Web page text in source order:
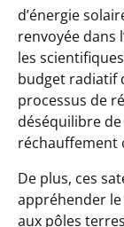
d’énergie
renvoyée dans
les
budget radiatif
processus de
déséquilibre
réchauffement
De plus, ces
appréhender le
aux pôles